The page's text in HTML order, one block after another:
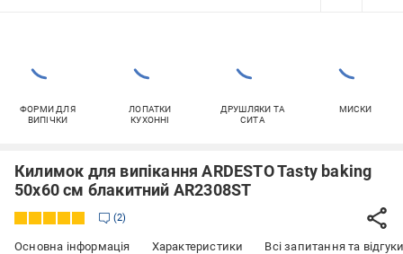
ФОРМИ ДЛЯ
ВИПІЧКИ
ЛОПАТКИ
КУХОННІ
ДРУШЛЯКИ ТА
СИТА
МИСКИ
Килимок для випікання ARDESTO Tasty baking
50x60 см блакитний AR2308ST
2
Основна інформація Характеристики Всі запитання та